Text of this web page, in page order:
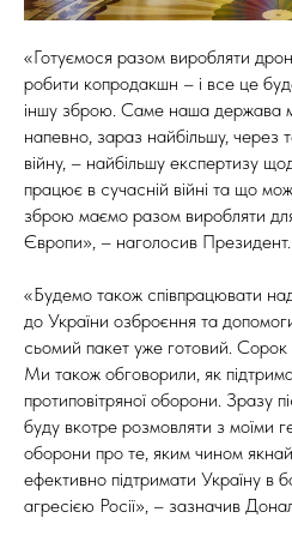
«Готуємося разом виробляти
робити копродакшн – і все це
іншу зброю. Саме наша держава
напевно, зараз найбільшу,
війну, – найбільшу експертизу
працює в сучасній війні та що
зброю маємо разом виробляти
Європи», – наголосив Президент.
«Будемо також співпрацювати
до України озброєння та
сьомий пакет уже готовий.
Ми також обговорили, як
протиповітряної оборони. Зразу
буду вкотре розмовляти з моїми
оборони про те, яким чином
ефективно підтримати Україну в
агресією Росії», – зазначив